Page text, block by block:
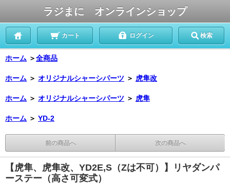
ラジまに オンラインショップ
カート ログイン 検索
ホーム ＞全商品
ホーム ＞ オリジナルシャーシパーツ ＞ 虎隼改
ホーム ＞ オリジナルシャーシパーツ ＞ 虎隼
ホーム ＞ YD-2
前の商品へ 次の商品へ
【虎隼、虎隼改、YD2E,S（Zは不可）】リヤダンパ
ーステー（高さ可変式）